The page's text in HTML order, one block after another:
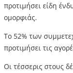
προτιμήσει είδη
ομορφιάς.
Το 52% των
προτιμήσει τις
Οι τέσσερις στους